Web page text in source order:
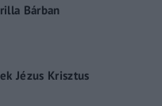
Bárban
Jézus Krisztus